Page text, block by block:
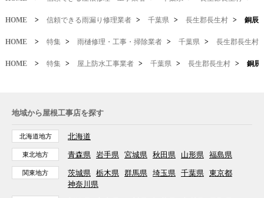
HOME > 信頼できる雨漏り修理業者 > 千葉県 > 長生郡長生村 > 銅辰
HOME > 特集 > 雨樋修理・工事・掃除業者 > 千葉県 > 長生郡長生村
HOME > 特集 > 屋上防水工事業者 > 千葉県 > 長生郡長生村 > 銅辰
地域から屋根工事店を探す
北海道地方 北海道
東北地方 青森県 岩手県 宮城県 秋田県 山形県 福島県
関東地方 茨城県 栃木県 群馬県 埼玉県 千葉県 東京都
神奈川県